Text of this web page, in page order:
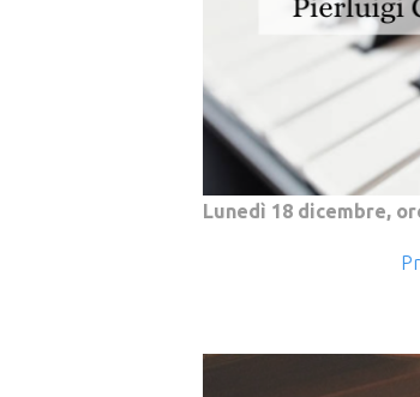
Lunedì 18 dicembre,